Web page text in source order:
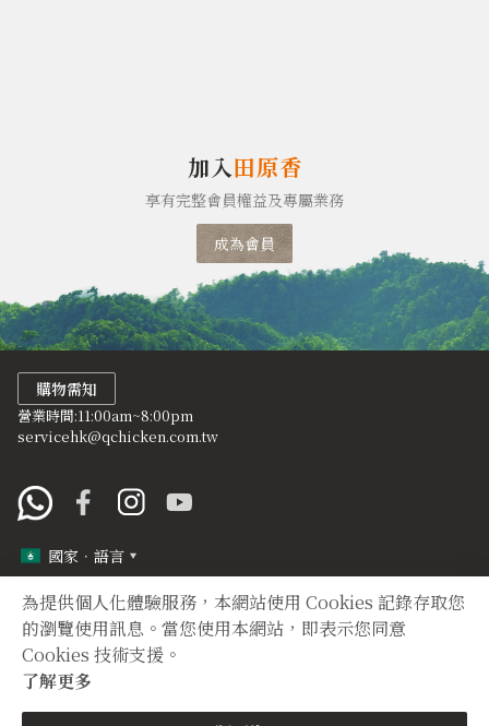
為提供個人化體驗服務，本網站使用 Cookies 記錄存取您
的瀏覽使用訊息。當您使用本網站，即表示您同意
Cookies 技術支援。
了解更多
加入田原香
享有完整會員權益及專屬業務
成為會員
購物需知
營業時間:11:00am~8:00pm
servicehk@qchicken.com.tw
國家．語言
定型化契約
隱私權聲明
Copyright © 2012 TIAN YUAN XIANG All right reserved.